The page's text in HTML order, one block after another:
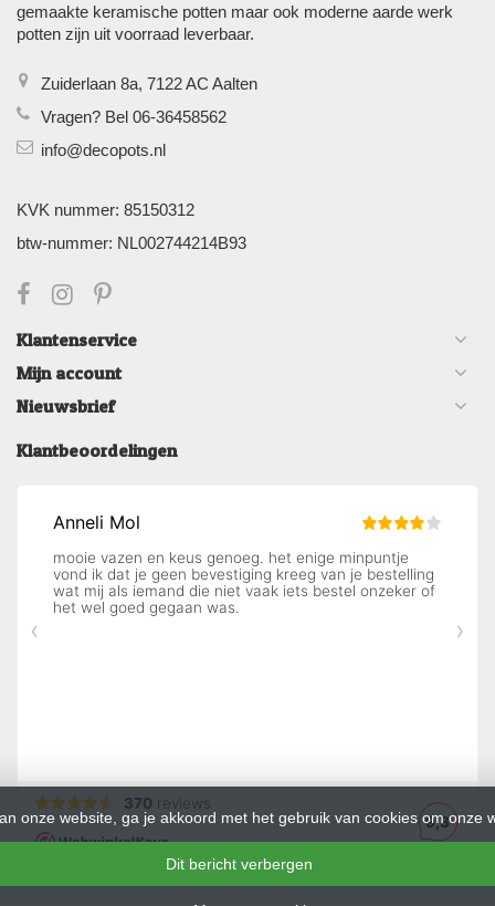
gemaakte keramische potten maar ook moderne aarde werk
potten zijn uit voorraad leverbaar.
Zuiderlaan 8a, 7122 AC Aalten
Vragen? Bel 06-36458562
info@decopots.nl
KVK nummer: 85150312
btw-nummer: NL002744214B93
Klantenservice
Mijn account
Nieuwsbrief
Klantbeoordelingen
onze website, ga je akkoord met het gebruik van cookies om onze
Dit bericht verbergen